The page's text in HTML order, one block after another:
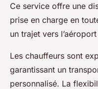
Ce service offre une
prise en charge en
un trajet vers
Les chauffeurs sont
garantissant un
personnalisé. La